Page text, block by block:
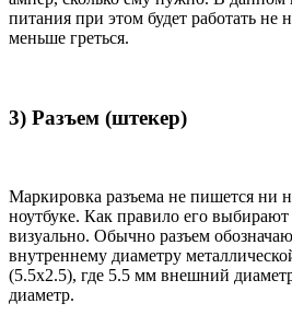
питания при этом будет работать
меньше греться.
3) Разъем (штекер)
Маркировка разъема не пишется ни
ноутбуке. Как правило его
визуально. Обычно разъем
внутреннему диаметру
(5.5x2.5), где 5.5 мм внешний
диаметр.